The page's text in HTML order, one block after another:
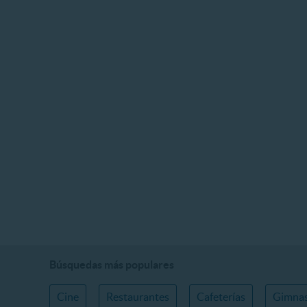
Cine Restaurantes Cafeterías